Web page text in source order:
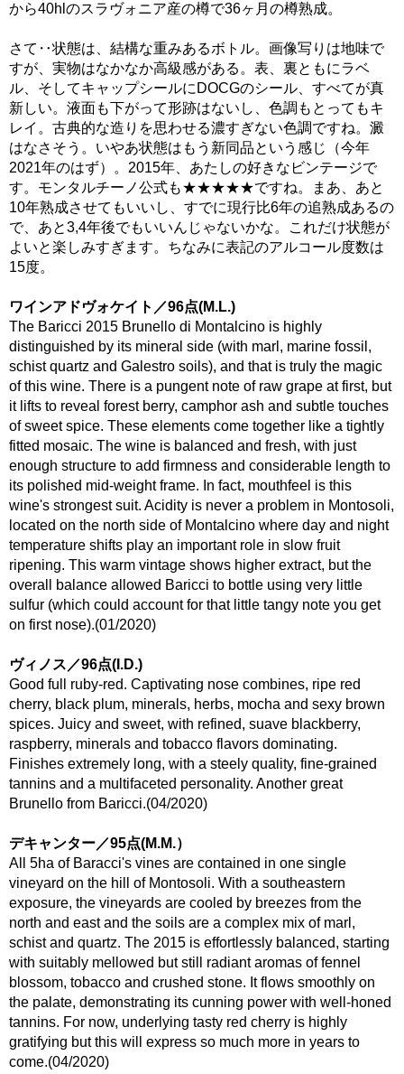
から40hlのスラヴォニア産の樽で36ヶ月の樽熟成。
さて‥状態は、結構な重みあるボトル。画像写りは地味で
すが、実物はなかなか高級感がある。表、裏ともにラベ
ル、そしてキャップシールにDOCGのシール、すべてが真
新しい。液面も下がって形跡はないし、色調もとってもキ
レイ。古典的な造りを思わせる濃すぎない色調ですね。澱
はなさそう。いやあ状態はもう新同品という感じ（今年
2021年のはず）。2015年、あたしの好きなビンテージで
す。モンタルチーノ公式も★★★★★ですね。まあ、あと
10年熟成させてもいいし、すでに現行比6年の追熟成あるの
で、あと3,4年後でもいいんじゃないかな。これだけ状態が
よいと楽しみすぎます。ちなみに表記のアルコール度数は
15度。
ワインアドヴォケイト／96点(M.L.)
The Baricci 2015 Brunello di Montalcino is highly
distinguished by its mineral side (with marl, marine fossil,
schist quartz and Galestro soils), and that is truly the magic
of this wine. There is a pungent note of raw grape at first, but
it lifts to reveal forest berry, camphor ash and subtle touches
of sweet spice. These elements come together like a tightly
fitted mosaic. The wine is balanced and fresh, with just
enough structure to add firmness and considerable length to
its polished mid-weight frame. In fact, mouthfeel is this
wine's strongest suit. Acidity is never a problem in Montosoli,
located on the north side of Montalcino where day and night
temperature shifts play an important role in slow fruit
ripening. This warm vintage shows higher extract, but the
overall balance allowed Baricci to bottle using very little
sulfur (which could account for that little tangy note you get
on first nose).(01/2020)
ヴィノス／96点(I.D.)
Good full ruby-red. Captivating nose combines, ripe red
cherry, black plum, minerals, herbs, mocha and sexy brown
spices. Juicy and sweet, with refined, suave blackberry,
raspberry, minerals and tobacco flavors dominating.
Finishes extremely long, with a steely quality, fine-grained
tannins and a multifaceted personality. Another great
Brunello from Baricci.(04/2020)
デキャンター／95点(M.M.）
All 5ha of Baracci's vines are contained in one single
vineyard on the hill of Montosoli. With a southeastern
exposure, the vineyards are cooled by breezes from the
north and east and the soils are a complex mix of marl,
schist and quartz. The 2015 is effortlessly balanced, starting
with suitably mellowed but still radiant aromas of fennel
blossom, tobacco and crushed stone. It flows smoothly on
the palate, demonstrating its cunning power with well-honed
tannins. For now, underlying tasty red cherry is highly
gratifying but this will express so much more in years to
come.(04/2020)